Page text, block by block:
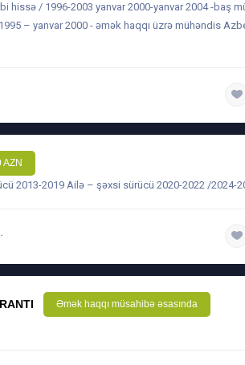
hissə / 1996-2003 yanvar 2000-yanvar 2004 -baş
– yanvar 2000 - əmək haqqı üzrə mühəndis
AZN
2013-2019 Ailə – şəxsi sürücü 2020-2022 /2024-
Əmək haqqı müsahibə əsasında